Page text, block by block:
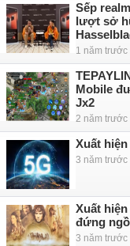
Sếp
lượt sở
1 năm trước
Mobile
Jx2
2 năm trước
Xuất
3 năm trước
Xuất
đứng
3 năm trước